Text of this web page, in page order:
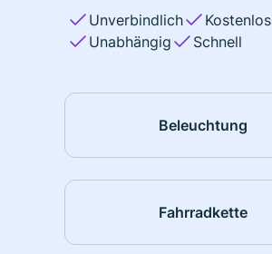
Unverbindlich
Kostenlos
Unabhängig
Schnell
Beleuchtung
Fahrradkette